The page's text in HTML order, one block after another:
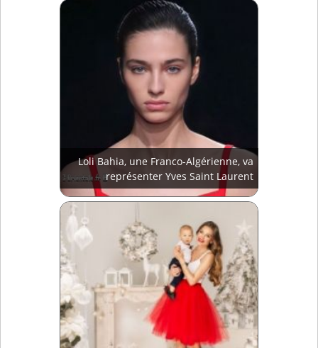
Loli Bahia, une Franco-Algérienne, va
représenter Yves Saint Laurent